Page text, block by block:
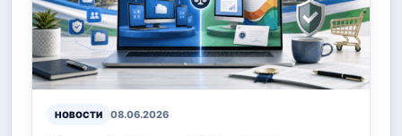
НОВОСТИ 08.06.2026